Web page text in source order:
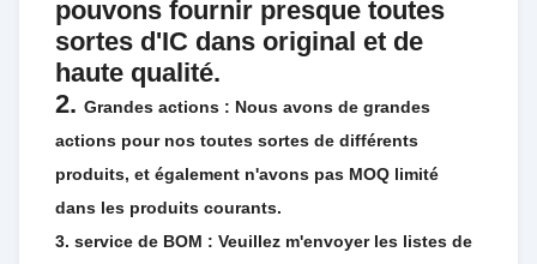
pouvons fournir presque toutes
sortes d'IC dans original et de
haute qualité.
2. Grandes actions : Nous avons de grandes
actions pour nos toutes sortes de différents
produits, et également n'avons pas MOQ limité
dans les produits courants.
3. service de BOM : Veuillez m'envoyer les listes de